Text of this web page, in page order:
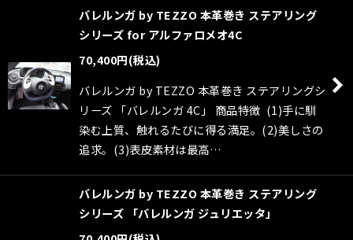
バレルンガ by TEZZO 本革巻き ステアリング
シリーズ for アルファロメオ4C
70,400円(税込)
バレルンガ by TEZZO 本革巻き ステアリングシ
リーズ 「バレルンガ 4C」 商品特徴 (1)手に馴
染む上質、触れるたびに得る満足。(2)美しさの
追求。(3)表皮素材は最高…
バレルンガ by TEZZO 本革巻き ステアリング
シリーズ 「バレルンガ ジュリエッタ」